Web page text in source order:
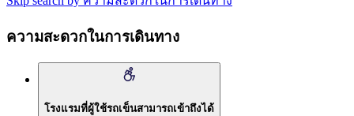
ความสะดวกในการเดินทาง
โรงแรมที่ผู้ใช้รถเข็นสามารถเข้าถึงได้